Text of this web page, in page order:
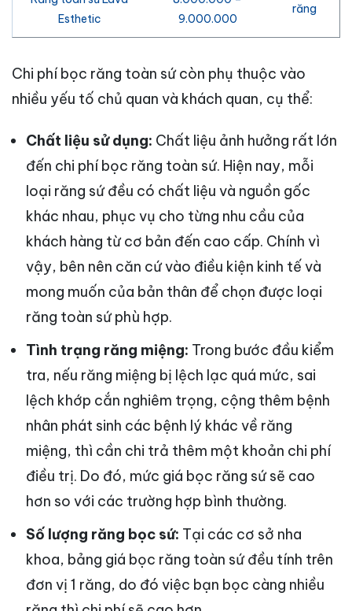
Esthetic
9.000.000
răng
Chi phí bọc răng toàn sứ còn phụ thuộc vào
nhiều yếu tố chủ quan và khách quan, cụ thể:
Chất liệu sử dụng: Chất liệu ảnh hưởng rất lớn
đến chi phí bọc răng toàn sứ. Hiện nay, mỗi
loại răng sứ đều có chất liệu và nguồn gốc
khác nhau, phục vụ cho từng nhu cầu của
khách hàng từ cơ bản đến cao cấp. Chính vì
vậy, bên nên căn cứ vào điều kiện kinh tế và
mong muốn của bản thân để chọn được loại
răng toàn sứ phù hợp.
Tình trạng răng miệng: Trong bước đầu kiểm
tra, nếu răng miệng bị lệch lạc quá mức, sai
lệch khớp cắn nghiêm trọng, cộng thêm bệnh
nhân phát sinh các bệnh lý khác về răng
miệng, thì cần chi trả thêm một khoản chi phí
điều trị. Do đó, mức giá bọc răng sứ sẽ cao
hơn so với các trường hợp bình thường.
Số lượng răng bọc sứ: Tại các cơ sở nha
khoa, bảng giá bọc răng toàn sứ đều tính trên
đơn vị 1 răng, do đó việc bạn bọc càng nhiều